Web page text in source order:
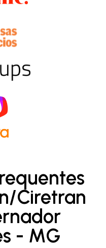
Ciretran
- MG